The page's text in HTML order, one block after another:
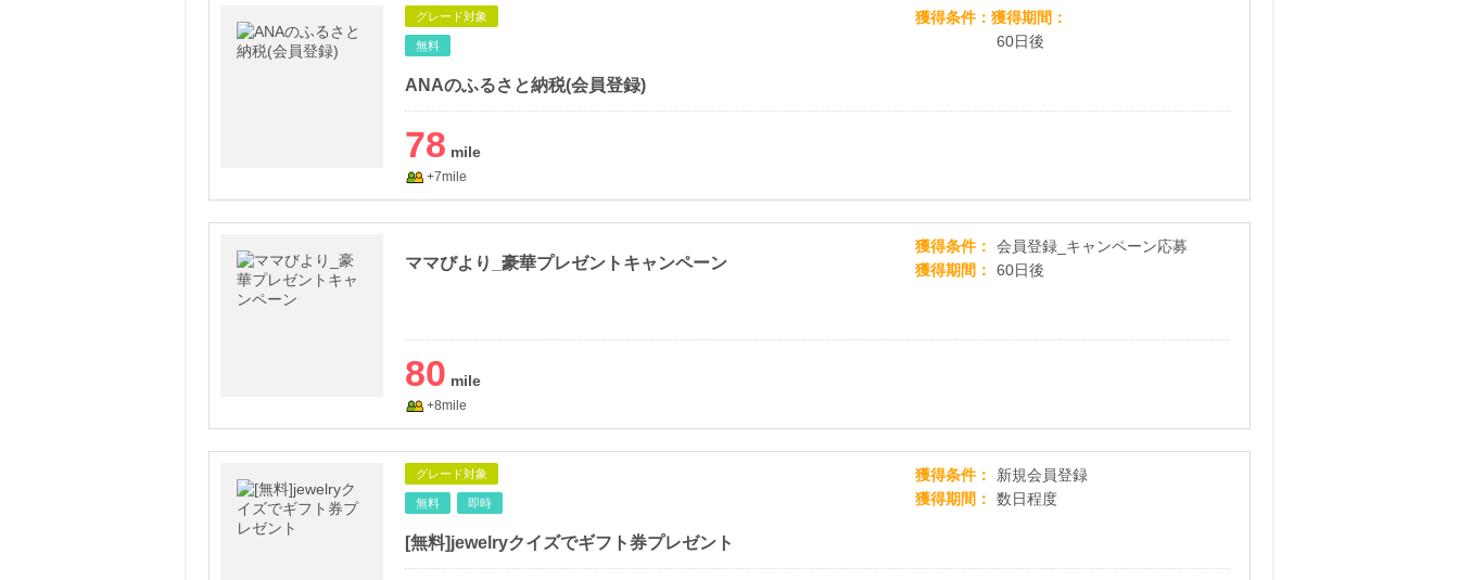
グレード対象
無料
ANAのふるさと納税(会員登録)
獲得条件
獲得期間
60日後
78
+7mile
ママびより_豪華プレゼントキャンペーン
獲得条件
会員登録_キャンペーン応募
獲得期間
60日後
80
+8mile
グレード対象
無料 即時
[無料]jewelryクイズでギフト券プレゼント
獲得条件
新規会員登録
獲得期間
数日程度